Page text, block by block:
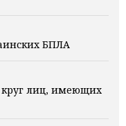
БПЛА
лиц, имеющих